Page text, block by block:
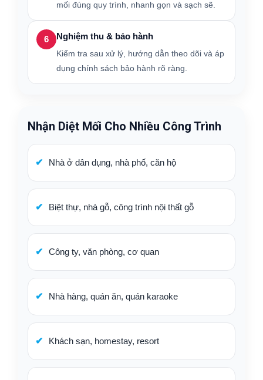
mối đúng quy trình, nhanh gọn và sạch sẽ.
6 Nghiệm thu & bảo hành
Kiểm tra sau xử lý, hướng dẫn theo dõi và áp
dụng chính sách bảo hành rõ ràng.
Nhận Diệt Mối Cho Nhiều Công Trình
Nhà ở dân dụng, nhà phố, căn hộ
Biệt thự, nhà gỗ, công trình nội thất gỗ
Công ty, văn phòng, cơ quan
Nhà hàng, quán ăn, quán karaoke
Khách sạn, homestay, resort